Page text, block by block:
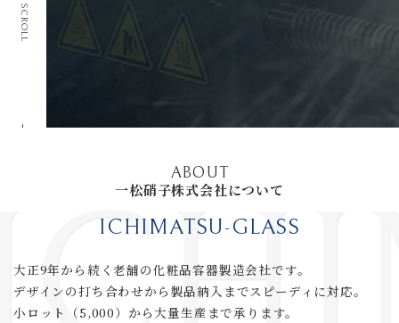
SCROLL
ABOUT
一松硝子株式会社について
ICHIMATSU-GLASS
大正9年から続く老舗の化粧品容器製造会社です。
デザインの打ち合わせから製品納入までスピーディに対応。
小ロット（5,000）から大量生産まで承ります。